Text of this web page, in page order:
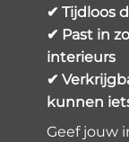
✔ Tijdloos
✔ Past in
interieurs
✔
kunnen
Geef jouw